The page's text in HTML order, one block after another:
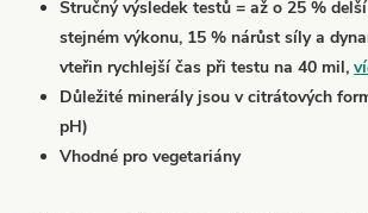
Stručný výsledek testů = až o 25 %
stejném výkonu, 15 % nárůst síly a
vteřin rychlejší čas při testu na 40 mil,
Důležité minerály jsou v citrátových
pH)
Vhodné pro vegetariány